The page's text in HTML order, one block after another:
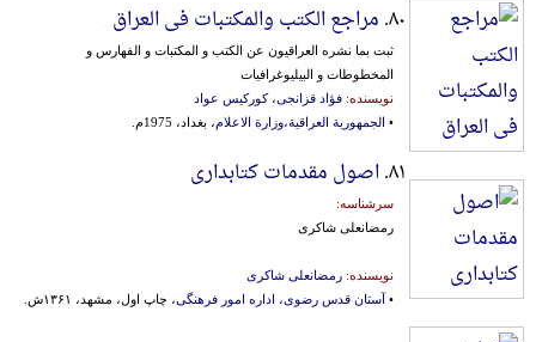
۸۰. مراجع الکتب والمکتبات فی العراق
ثبت بما نشره العراقیون عن الکتب و المکتبات و الفهارس و
المخطوطات و البیلیوغرافیات
نویسنده: فؤاد قزانجی،کورکیس عواد
• الجمهوریة العراقیة،وزارة الاعلام، بغداد، 1975م.
۸۱. اصول مقدمات کتابداری
سرشناسه:
رمضانعلی شاکری
نویسنده: رمضانعلی شاکری
• آستان قدس رضوی، اداره امور فرهنگی، چاپ اول، مشهد، ۱۳۶۱ش.